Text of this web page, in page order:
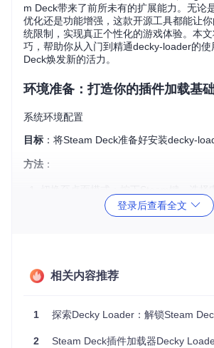
m Deck带来了前所未有的扩展能力。无论
优化还是功能增强，这款开源工具都能让
统限制，实现真正个性化的游戏体验。本
巧，帮助你从入门到精通decky-loader的
Deck焕发新的活力。
环境准备：打造你的插件加载基
系统环境配置
目标 ：将Steam Deck准备好安装decky-
方法 ：
连接输入设备：通过USB-C接口或蓝牙
示已连接
目标
：根据自身情况选择合适的安装方法
方法 ：
登录后查看全文
相关内容推荐
1 探索Decky Loader：解锁Steam Deck插
2 Steam Deck插件加载器Decky Loader完全